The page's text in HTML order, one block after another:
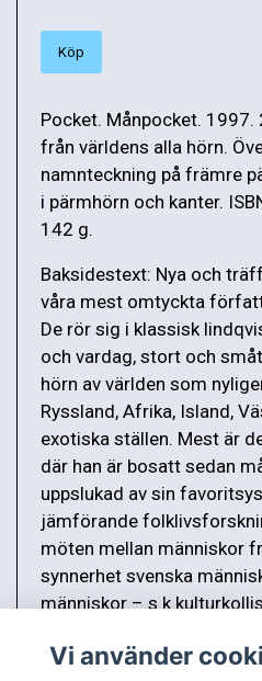
Köp
Pocket. Månpocket. 1997.
från världens alla hörn.
namnteckning på främre
i pärmhörn och kanter.
142 g.
Baksidestext: Nya och
våra mest omtyckta
De rör sig i klassisk
och vardag, stort och
hörn av världen som
Ryssland, Afrika, Island,
exotiska ställen. Mest är
där han är bosatt sedan
uppslukad av sin
jämförande
möten mellan människor
synnerhet svenska
människor – s k
Vi använder